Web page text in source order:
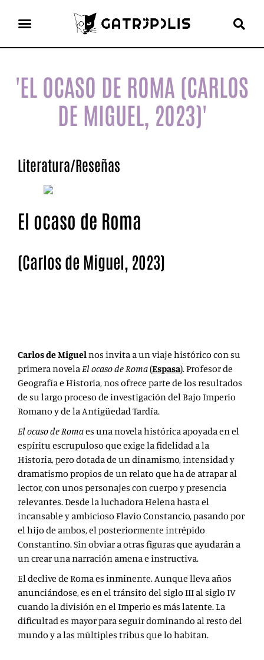
'EL OCASO DE ROMA (CARLOS
DE MIGUEL, 2023)'
Literatura/Reseñas
El ocaso de Roma
(Carlos de Miguel, 2023)
Carlos de Miguelnos invita a un viaje histórico con su
primera novelaEl ocaso de Roma (Espasa). Profesor de
Geografía e Historia, nos ofrece parte de los resultados
de su largo proceso de investigación del Bajo Imperio
Romano y de la Antigüedad Tardía.
El ocaso de Romaes una novela histórica apoyada en el
espíritu escrupuloso que exige la fidelidad a la
Historia, pero dotada de un dinamismo, intensidad y
dramatismo propios de un relato que ha de atrapar al
lector, con unos personajes con cuerpo y presencia
relevantes. Desde la luchadora Helena hasta el
incansable y ambicioso Flavio Constancio, pasando por
el hijo de ambos, el posteriormente intrépido
Constantino. Sin obviar a otras figuras que ayudarán a
un crear una narración amena e instructiva.
El declive de Roma es inminente. Aunque lleva años
anunciándose, es en el tránsito del siglo III al siglo IV
cuando la división en el Imperio es más latente. La
dificultad es mayor para seguir dominando al resto del
mundo y a las múltiples tribus que lo habitan.